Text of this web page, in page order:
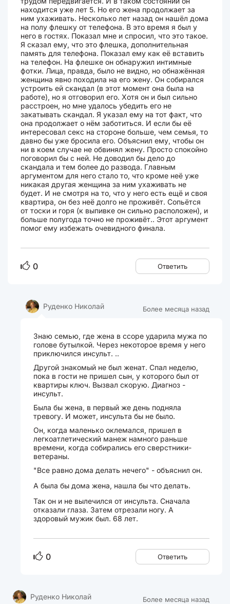
находится уже лет 5. Но его жена продолжает за
ним ухаживать. Несколько лет назад он нашёл дома
на полу флешку от телефона. В это время я был у
него в гостях. Показал мне и спросил, что это такое.
Я сказал ему, что это флешка, дополнительная
память для телефона. Показал ему как её вставить
на телефон. На флешке он обнаружил интимные
фотки. Лица, правда, было не видно, но обнажённая
женщина явно походила на его жену. Он собирался
устроить ей скандал (в этот момент она была на
работе), но я отговорил его. Хотя он и был сильно
расстроен, но мне удалось убедить его не
закатывать скандал. Я указал ему на тот факт, что
она продолжает о нём заботиться. И если бы её
интересовал секс на стороне больше, чем семья, то
давно бы уже бросила его. Объяснил ему, чтобы он
ни в коем случае не обвинял жену. Просто спокойно
поговорил бы с ней. Не доводил бы дело до
скандала и тем более до развода. Главным
аргументом для него стало то, что кроме неё уже
никакая другая женщина за ним ухаживать не
будет. И не смотря на то, что у него есть ещё и своя
квартира, он без неё долго не проживёт. Сопьётся
от тоски и горя (к выпивке он сильно расположен), и
больше полугода точно не проживёт.. Этот аргумент
помог ему избежать очевидного финала.
0 Ответить
Более месяца назад
Руденко Николай
Знаю семью, где жена в ссоре ударила мужа по
голове бутылкой. Через некоторое время у него
приключился инсульт. ..
Другой знакомый не был женат. Спал неделю,
пока в гости не пришел сын, у которого был от
квартиры ключ. Вызвал скорую. Диагноз -
инсульт.
Была бы жена, в первый же день подняла
тревогу. И может, инсульта бы не было.
Он, когда маленько оклемался, пришел в
легкоатлетический манеж намного раньше
времени, когда собирались его сверстники-
ветераны.
"Все равно дома делать нечего" - объяснил он.
А была бы дома жена, нашла бы что делать.
Так он и не вылечился от инсульта. Сначала
отказали глаза. Затем отрезали ногу. А
здоровый мужик был. 68 лет.
0 Ответить
Более месяца назад
Руденко Николай